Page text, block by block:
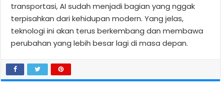
transportasi, AI sudah menjadi bagian yang nggak
terpisahkan dari kehidupan modern. Yang jelas,
teknologi ini akan terus berkembang dan membawa
perubahan yang lebih besar lagi di masa depan.